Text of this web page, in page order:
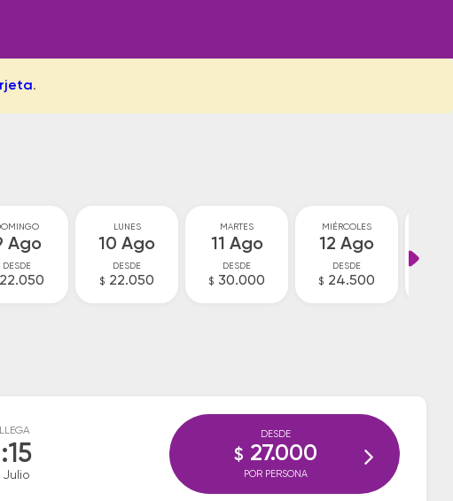
.
Ago
DESDE
22.050
LUNES
10 Ago
DESDE
$ 22.050
MARTES
11 Ago
DESDE
$ 30.000
MIÉRCOLES
12 Ago
DESDE
$ 24.500
LLEGA
Julio
DESDE
$ 27.000
POR PERSONA